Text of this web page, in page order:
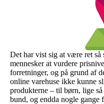
Det har vist sig at være ret
mennesker at vurdere
forretninger, og på grund af
online varehuse ikke kunne
produkterne – til børn, lige
bund, og endda nogle gange